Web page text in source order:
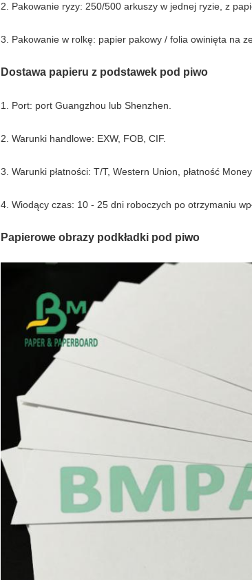
2. Pakowanie ryzy: 250/500 arkuszy w jednej ryzie, z
3. Pakowanie w rolkę: papier pakowy / folia owinięta na
Dostawa papieru z podstawek pod piwo
1. Port: port Guangzhou lub Shenzhen.
2. Warunki handlowe: EXW, FOB, CIF.
3. Warunki płatności: T/T, Western Union, płatność
4. Wiodący czas: 10 - 25 dni roboczych po otrzymaniu
Papierowe obrazy podkładki pod piwo